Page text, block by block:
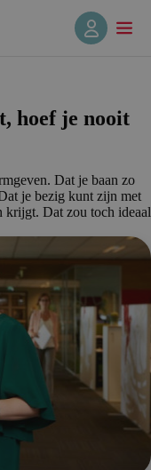
hoef je nooit
Dat je baan zo
je bezig kunt zijn met
krijgt. Dat zou toch ideaal